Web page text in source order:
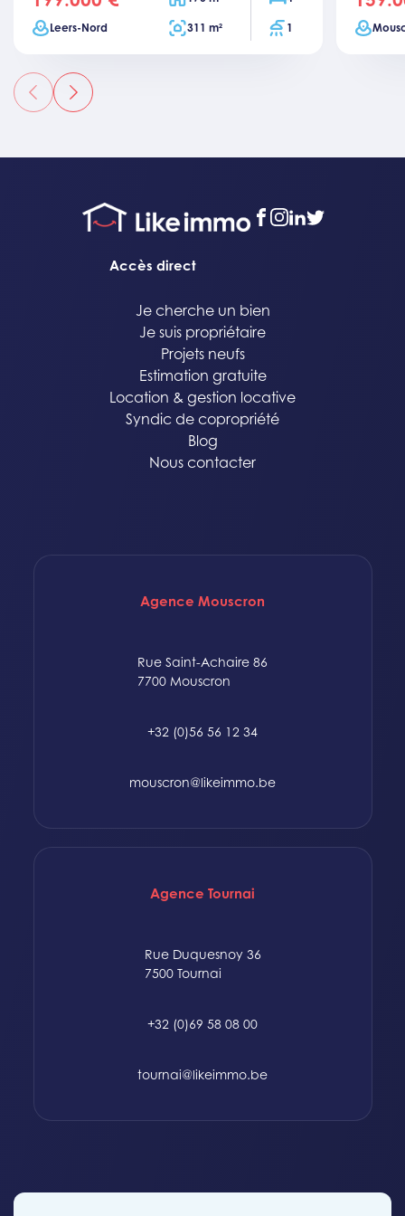
VilleLeers-Nord Surface totale
311 m² Salles de bain
1 Ville
précédent
suivant
facebook
instagram
linkedin
twitter
Accès direct
Je cherche un bien
Je suis propriétaire
Projets neufs
Estimation gratuite
Location & gestion locative
Syndic de copropriété
Blog
Nous contacter
Agence Mouscron
Rue Saint-Achaire 86
7700 Mouscron
+32 (0)56 56 12 34
mouscron@likeimmo.be
Agence Tournai
Rue Duquesnoy 36
7500 Tournai
+32 (0)69 58 08 00
tournai@likeimmo.be